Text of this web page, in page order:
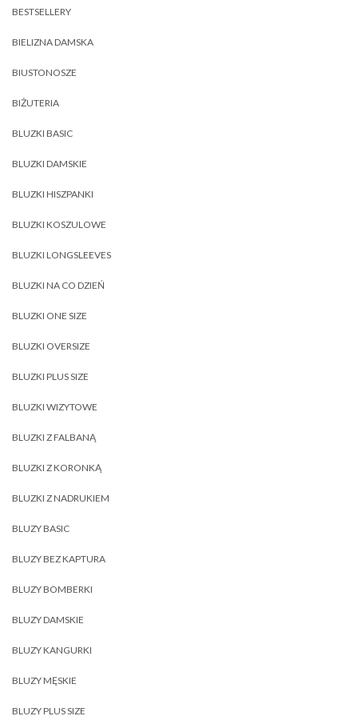
BESTSELLERY
BIELIZNA DAMSKA
BIUSTONOSZE
BIŻUTERIA
BLUZKI BASIC
BLUZKI DAMSKIE
BLUZKI HISZPANKI
BLUZKI KOSZULOWE
BLUZKI LONGSLEEVES
BLUZKI NA CO DZIEŃ
BLUZKI ONE SIZE
BLUZKI OVERSIZE
BLUZKI PLUS SIZE
BLUZKI WIZYTOWE
BLUZKI Z FALBANĄ
BLUZKI Z KORONKĄ
BLUZKI Z NADRUKIEM
BLUZY BASIC
BLUZY BEZ KAPTURA
BLUZY BOMBERKI
BLUZY DAMSKIE
BLUZY KANGURKI
BLUZY MĘSKIE
BLUZY PLUS SIZE